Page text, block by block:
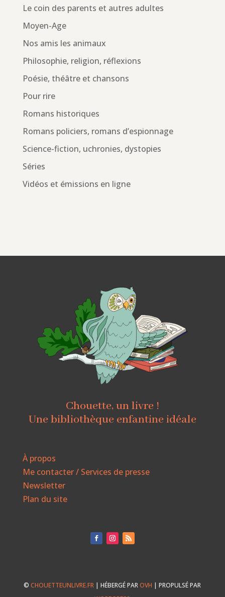
Le coin des parents et autres adultes
Moyen-Age
Nos amis les animaux
Philosophie, religion, réflexions
Poésie, théâtre et chansons
Pour rire
Romans historiques
Romans policiers, romans d’espionnage
Science-fiction, uchronies, dystopies
Séries
Vidéos et émissions en ligne
Chouette, un livre !
Une bibliothèque enfantine idéale
À propos
Me contacter / Services de presse
Newsletter
Plan du site
©CHOUETTEUNLIVRE.FR | HÉBERGÉ PAROVH | PROPULSÉ PAR